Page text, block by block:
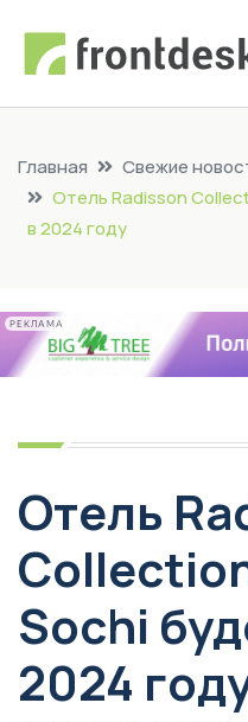
Главная
Свежие
Отель Radisson
в 2024 году
РЕКЛАМА
Отель
Sochi
2024